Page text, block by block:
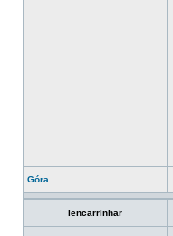
Góra
lencarrinhar